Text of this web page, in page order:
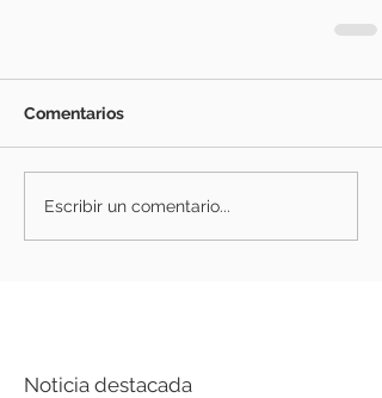
Comentarios
Escribir un comentario...
Noticia destacada